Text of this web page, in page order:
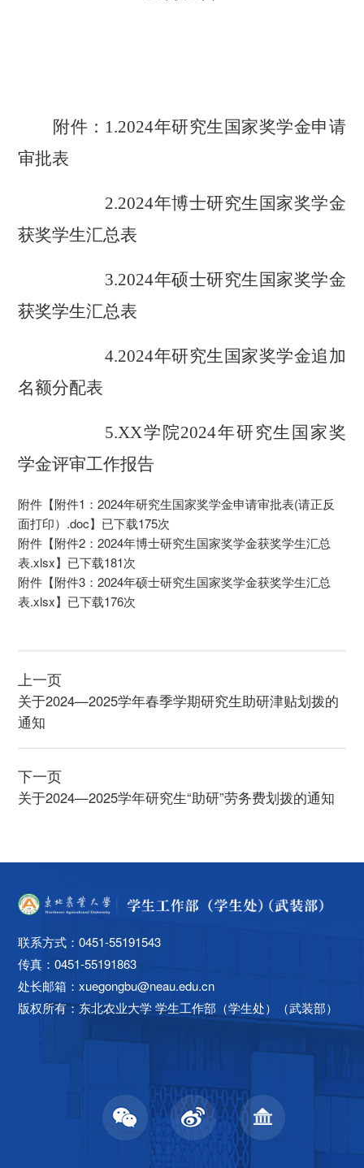
附件： 1.2024年研究生国家奖学金申请
审批表
2.2024年博士研究生国家奖学金
获奖学生汇总表
3.2024年硕士研究生国家奖学金
获奖学生汇总表
4.2024年研究生国家奖学金追加
名额分配表
5.XX学院2024年研究生国家奖
学金评审工作报告
附件【附件1：2024年研究生国家奖学金申请审批表(请正反
面打印）.doc】已下载175次
附件【附件2：2024年博士研究生国家奖学金获奖学生汇总
表.xlsx】已下载181次
附件【附件3：2024年硕士研究生国家奖学金获奖学生汇总
表.xlsx】已下载176次
上一页
关于2024—2025学年春季学期研究生助研津贴划拨的
通知
下一页
关于2024—2025学年研究生“助研”劳务费划拨的通知
联系方式：0451-55191543
传真：0451-55191863
处长邮箱：xuegongbu@neau.edu.cn
版权所有：东北农业大学 学生工作部（学生处）（武装部）